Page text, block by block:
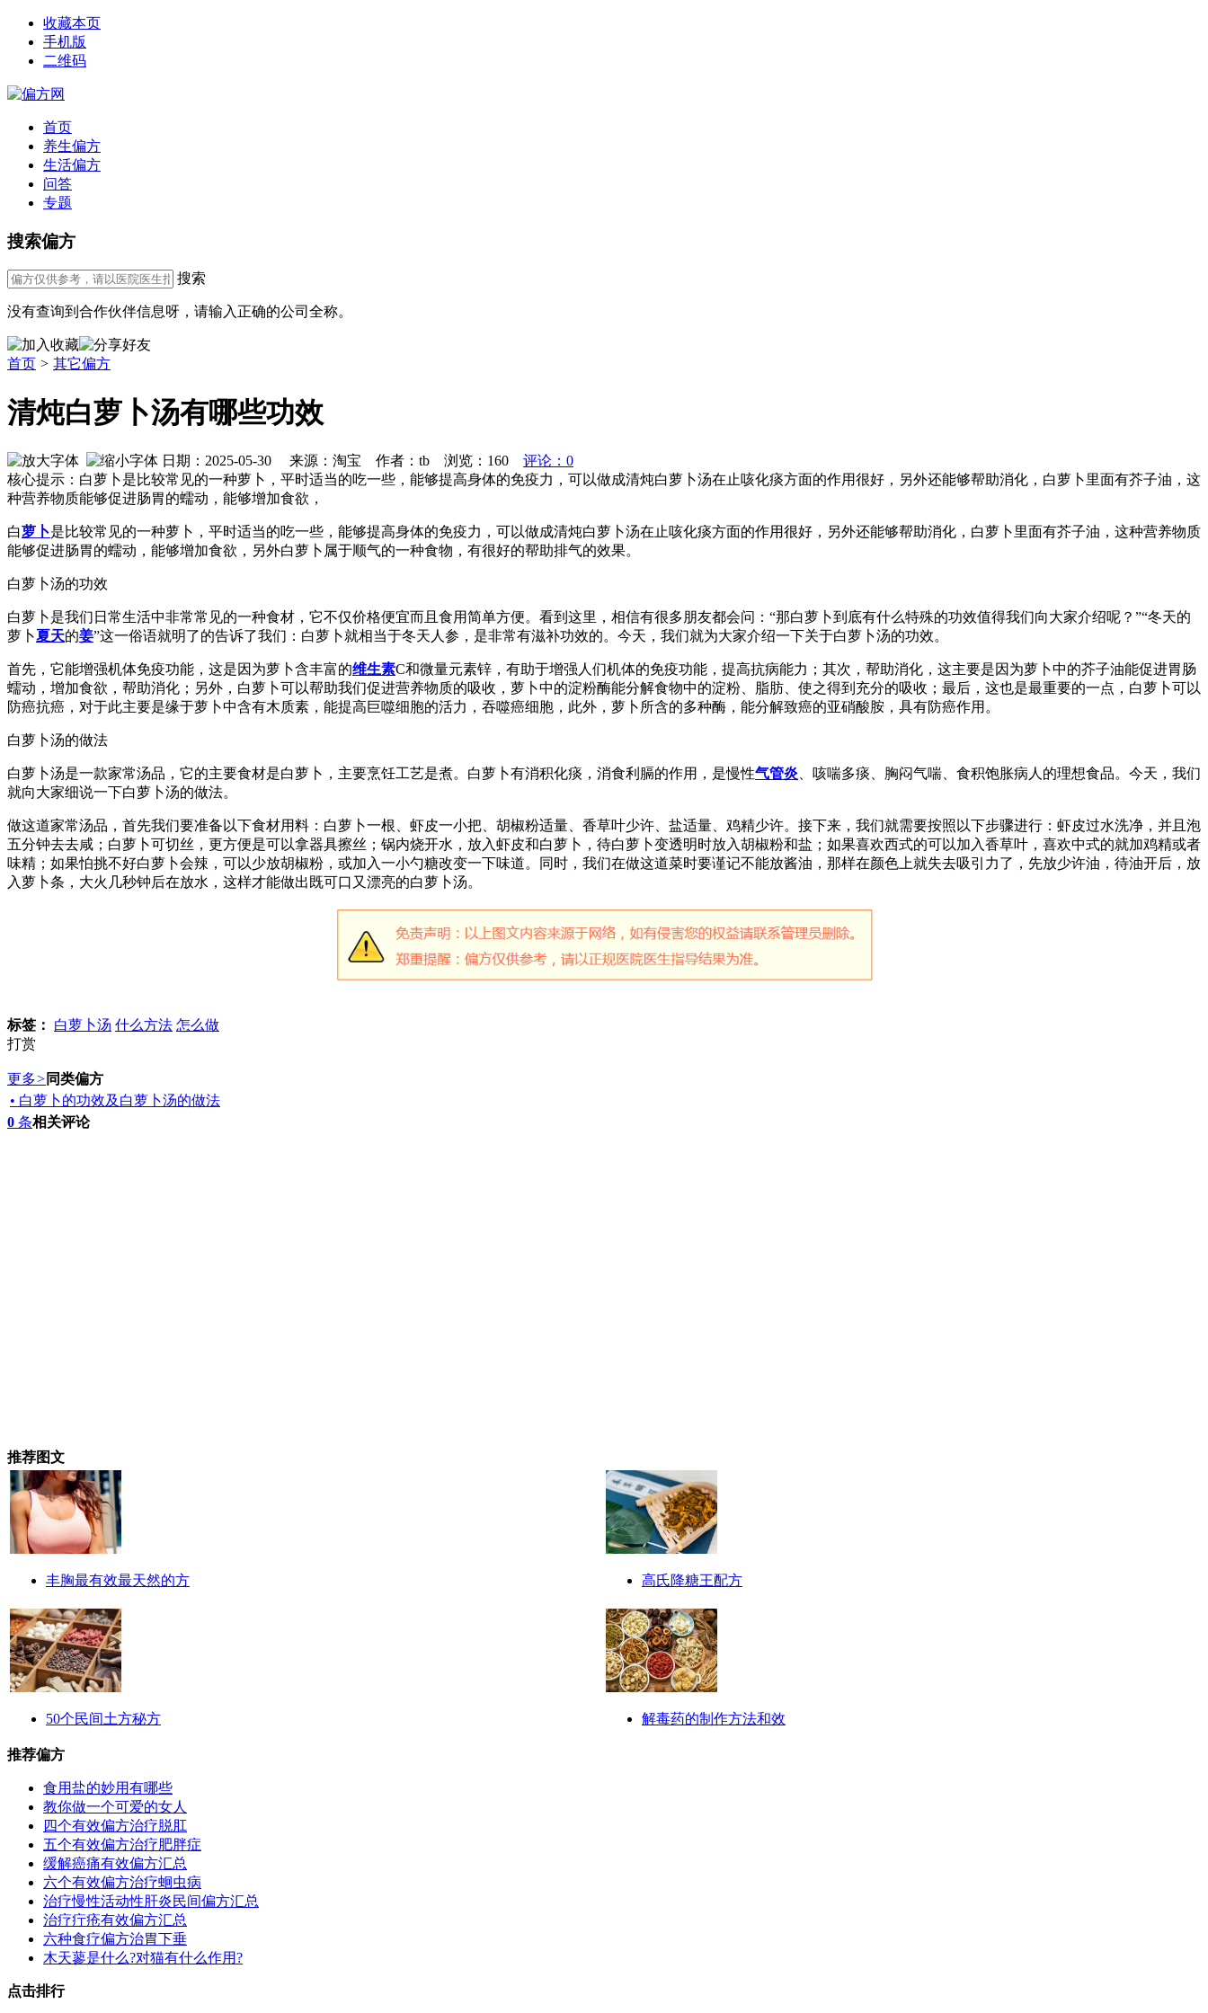
收藏本页
手机版
二维码
首页
养生偏方
生活偏方
问答
专题
搜索偏方
搜索
没有查询到合作伙伴信息呀，请输入正确的公司全称。
首页 > 其它偏方
清炖白萝卜汤有哪些功效
日期：2025-05-30 来源：淘宝 作者：tb 浏览： 160
评论：0
核心提示：白萝卜是比较常见的一种萝卜，平时适当的吃一些，能够提高身体的免疫力，可以做成清炖白萝卜汤在止咳化痰方面的作用很好，另外还能够帮助消化，白萝卜里面有芥子油，这
种营养物质能够促进肠胃的蠕动，能够增加食欲，
白萝卜是比较常见的一种萝卜，平时适当的吃一些，能够提高身体的免疫力，可以做成清炖白萝卜汤在止咳化痰方面的作用很好，另外还能够帮助消化，白萝卜里面有芥子油，这种营养物质
能够促进肠胃的蠕动，能够增加食欲，另外白萝卜属于顺气的一种食物，有很好的帮助排气的效果。
白萝卜汤的功效
白萝卜是我们日常生活中非常常见的一种食材，它不仅价格便宜而且食用简单方便。看到这里，相信有很多朋友都会问：“那白萝卜到底有什么特殊的功效值得我们向大家介绍呢？”“冬天的
萝卜夏天的姜”这一俗语就明了的告诉了我们：白萝卜就相当于冬天人参，是非常有滋补功效的。今天，我们就为大家介绍一下关于白萝卜汤的功效。
首先，它能增强机体免疫功能，这是因为萝卜含丰富的维生素C和微量元素锌，有助于增强人们机体的免疫功能，提高抗病能力；其次，帮助消化，这主要是因为萝卜中的芥子油能促进胃肠
蠕动，增加食欲，帮助消化；另外，白萝卜可以帮助我们促进营养物质的吸收，萝卜中的淀粉酶能分解食物中的淀粉、脂肪、使之得到充分的吸收；最后，这也是最重要的一点，白萝卜可以
防癌抗癌，对于此主要是缘于萝卜中含有木质素，能提高巨噬细胞的活力，吞噬癌细胞，此外，萝卜所含的多种酶，能分解致癌的亚硝酸胺，具有防癌作用。
白萝卜汤的做法
白萝卜汤是一款家常汤品，它的主要食材是白萝卜，主要烹饪工艺是煮。白萝卜有消积化痰，消食利膈的作用，是慢性气管炎 、咳喘多痰、胸闷气喘、食积饱胀病人的理想食品。今天，我们
就向大家细说一下白萝卜汤的做法。
做这道家常汤品，首先我们要准备以下食材用料：白萝卜一根、虾皮一小把、胡椒粉适量、香草叶少许、盐适量、鸡精少许。接下来，我们就需要按照以下步骤进行：虾皮过水洗净，并且泡
五分钟去去咸；白萝卜可切丝，更方便是可以拿器具擦丝；锅内烧开水，放入虾皮和白萝卜，待白萝卜变透明时放入胡椒粉和盐；如果喜欢西式的可以加入香草叶，喜欢中式的就加鸡精或者
味精；如果怕挑不好白萝卜会辣，可以少放胡椒粉，或加入一小勺糖改变一下味道。同时，我们在做这道菜时要谨记不能放酱油，那样在颜色上就失去吸引力了，先放少许油，待油开后，放
入萝卜条，大火几秒钟后在放水，这样才能做出既可口又漂亮的白萝卜汤。
标签： 白萝卜汤 什么方法 怎么做
打赏
更多> 同类偏方
• 白萝卜的功效及白萝卜汤的做法
0 条相关评论
推荐图文
丰胸最有效最天然的方 高氏降糖王配方
50个民间土方秘方 解毒药的制作方法和效
推荐偏方
食用盐的妙用有哪些
教你做一个可爱的女人
四个有效偏方治疗脱肛
五个有效偏方治疗肥胖症
缓解癌痛有效偏方汇总
六个有效偏方治疗蛔虫病
治疗慢性活动性肝炎民间偏方汇总
治疗疔疮有效偏方汇总
六种食疗偏方治胃下垂
木天蓼是什么?对猫有什么作用?
点击排行